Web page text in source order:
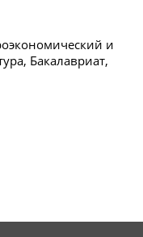
и
Бакалавриат,